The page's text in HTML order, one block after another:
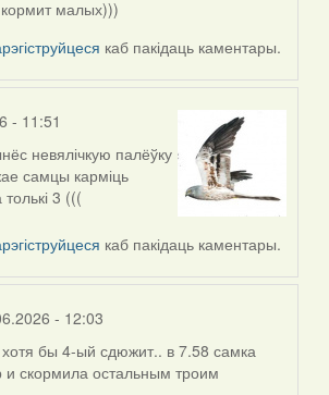
малых)))
каб пакідаць каментары.
- 11:51
невялічкую палёўку
самцы карміць
3 (((
каб пакідаць каментары.
- 12:03
бы 4-ый сдюжит.. в 7.58 самка
и скормила остальным троим